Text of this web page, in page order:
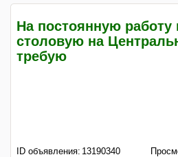
На постоянную работу
столовую на
требую
ID объявления: 13190340